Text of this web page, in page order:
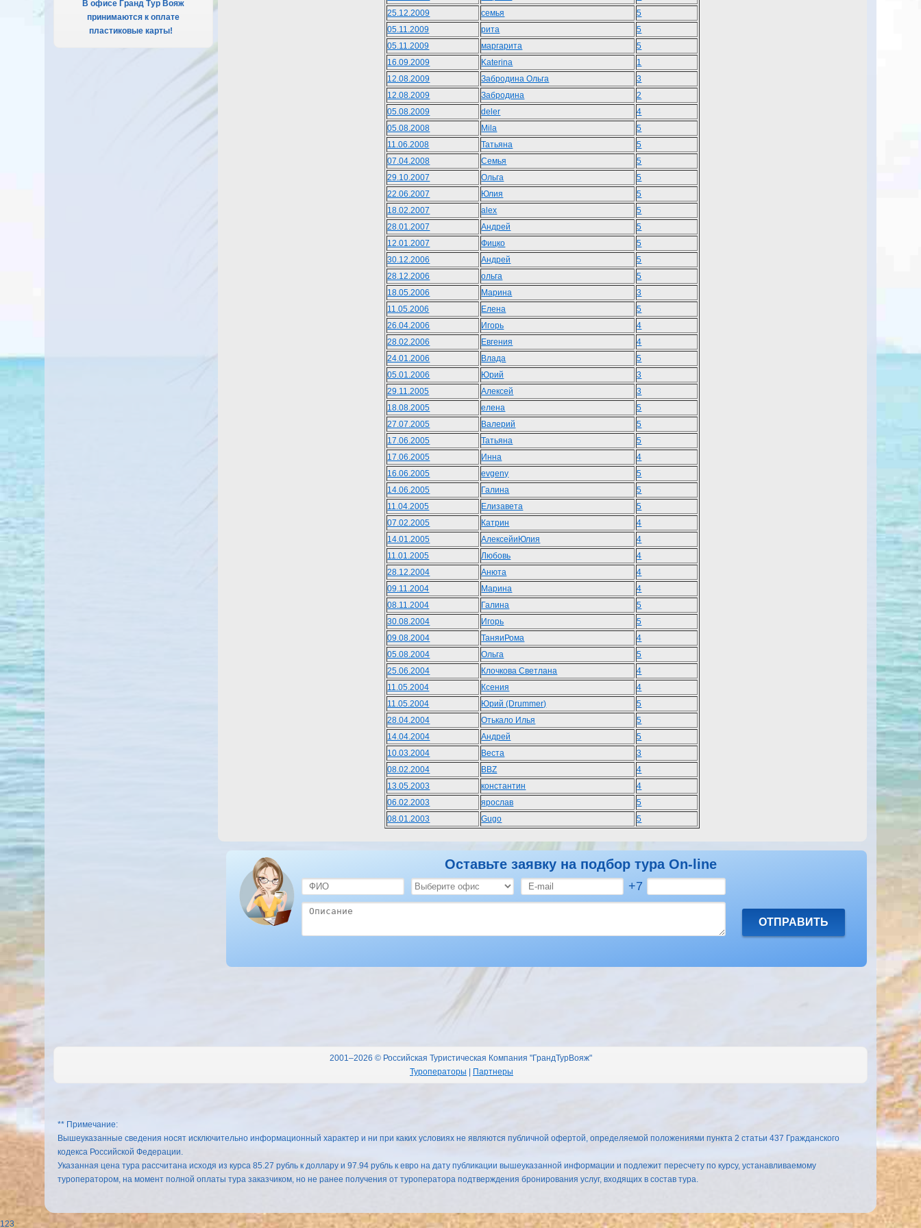
В офисе Гранд Тур Вояж
принимаются к оплате
пластиковые карты!
25.12.2009
семья
5
05.11.2009
рита
5
05.11.2009
маргарита
5
16.09.2009
Katerina
1
12.08.2009
Забродина Ольга
3
12.08.2009
Забродина
2
05.08.2009
deler
4
05.08.2008
Mila
5
11.06.2008
Татьяна
5
07.04.2008
Семья
5
29.10.2007
Ольга
5
22.06.2007
Юлия
5
18.02.2007
alex
5
28.01.2007
Андрей
5
12.01.2007
Фицко
5
30.12.2006
Aндрей
5
28.12.2006
ольга
5
18.05.2006
Марина
3
11.05.2006
Елена
5
26.04.2006
Игорь
4
28.02.2006
Евгения
4
24.01.2006
Влада
5
05.01.2006
Юрий
3
29.11.2005
Алексей
3
18.08.2005
елена
5
27.07.2005
Валерий
5
17.06.2005
Татьяна
5
17.06.2005
Инна
4
16.06.2005
evgeny
5
14.06.2005
Галина
5
11.04.2005
Елизавета
5
07.02.2005
Катрин
4
14.01.2005
АлексейиЮлия
4
11.01.2005
Любовь
4
28.12.2004
Анюта
4
09.11.2004
Марина
4
08.11.2004
Галина
5
30.08.2004
Игорь
5
09.08.2004
ТаняиРома
4
05.08.2004
Ольга
5
25.06.2004
Клочкова Светлана
4
11.05.2004
Ксения
4
11.05.2004
Юрий (Drummer)
5
28.04.2004
Отькало Илья
5
14.04.2004
Андрей
5
10.03.2004
Веста
3
08.02.2004
BBZ
4
13.05.2003
константин
4
06.02.2003
ярослав
5
08.01.2003
Gugo 5
Оставьте заявку на подбор тура On-line
+7
2001–2026 © Российская Туристическая Компания "ГрандТурВояж"
Туроператоры
Партнеры
** Примечание:
Вышеуказанные сведения носят исключительно информационный характер и ни при каких условиях не являются публичной офертой, определяемой положениями пункта 2 статьи 437 Гражданского
кодекса Российской Федерации.
Указанная цена тура рассчитана исходя из курса 85.27 рубль к доллару и 97.94 рубль к евро на дату публикации вышеуказанной информации и подлежит пересчету по курсу, устанавливаемому
туроператором, на момент полной оплаты тура заказчиком, но не ранее получения от туроператора подтверждения бронирования услуг, входящих в состав тура.
123